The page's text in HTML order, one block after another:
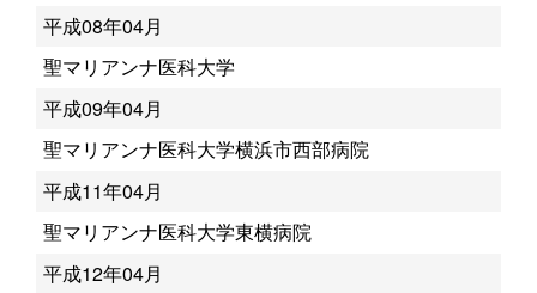
平成08年04月
聖マリアンナ医科大学
平成09年04月
聖マリアンナ医科大学横浜市西部病院
平成11年04月
聖マリアンナ医科大学東横病院
平成12年04月